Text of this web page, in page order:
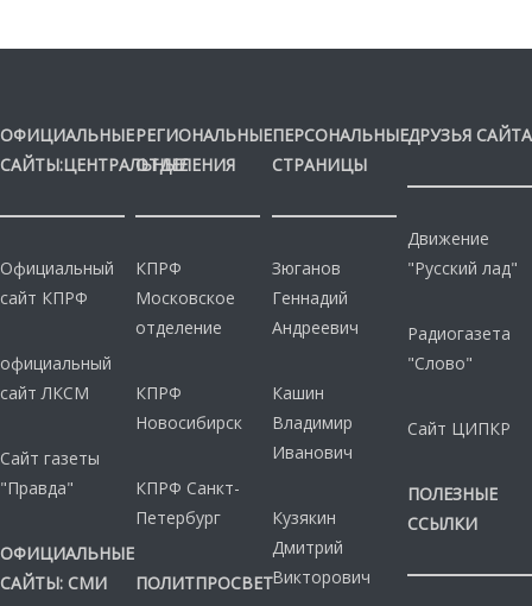
ОФИЦИАЛЬНЫЕ
САЙТЫ:ЦЕНТРАЛЬНЫЕ
Официальный
сайт КПРФ
официальный
сайт ЛКСМ
Сайт газеты
"Правда"
ОФИЦИАЛЬНЫЕ
САЙТЫ: СМИ
РЕГИОНАЛЬНЫЕ
ОТДЕЛЕНИЯ
КПРФ
Московское
отделение
КПРФ
Новосибирск
КПРФ Санкт-
Петербург
ПОЛИТПРОСВЕТ
ПЕРСОНАЛЬНЫЕ
СТРАНИЦЫ
Зюганов
Геннадий
Андреевич
Кашин
Владимир
Иванович
Кузякин
Дмитрий
Викторович
ДРУЗЬЯ САЙТА
Движение
"Русский лад"
Радиогазета
"Слово"
Сайт ЦИПКР
ПОЛЕЗНЫЕ
ССЫЛКИ